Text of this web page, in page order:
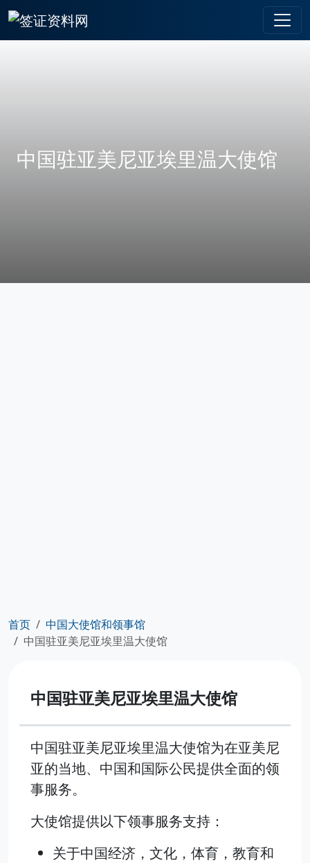
中国驻亚美尼亚埃里温大使馆
首页
中国大使馆和领事馆
中国驻亚美尼亚埃里温大使馆
中国驻亚美尼亚埃里温大使馆
中国驻亚美尼亚埃里温大使馆为在亚美尼
亚的当地、中国和国际公民提供全面的领
事服务。
大使馆提供以下领事服务支持：
关于中国经济，文化，体育，教育和